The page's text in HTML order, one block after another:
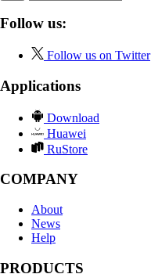
Follow us:
Follow us on Twitter
Applications
Download
Huawei
RuStore
COMPANY
About
News
Help
PRODUCTS